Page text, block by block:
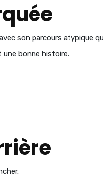
son parcours atypique
bonne histoire.